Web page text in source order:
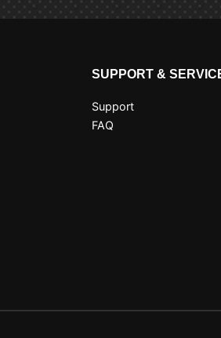
SUPPORT &
Support
FAQ